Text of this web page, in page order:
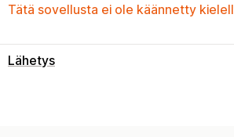
Tätä sovellusta ei ole käännetty
Lähetys